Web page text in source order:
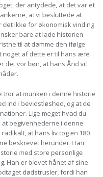
der antydede, at det var et
at vi besluttede at
ikke for økonomisk vinding
bare at lade historien
til at dømme den ifølge
noget af dette er til hans ære
det vor bøn, at hans Ånd vil
tror at munken i denne historie
ind i bevidstløshed, og at de
Lige meget hvad du
begivenhederne i denne
at hans liv tog en 180
beskrevet herunder. Han
med store personlige
Han er blevet hånet af sine
dødstrusler, fordi han